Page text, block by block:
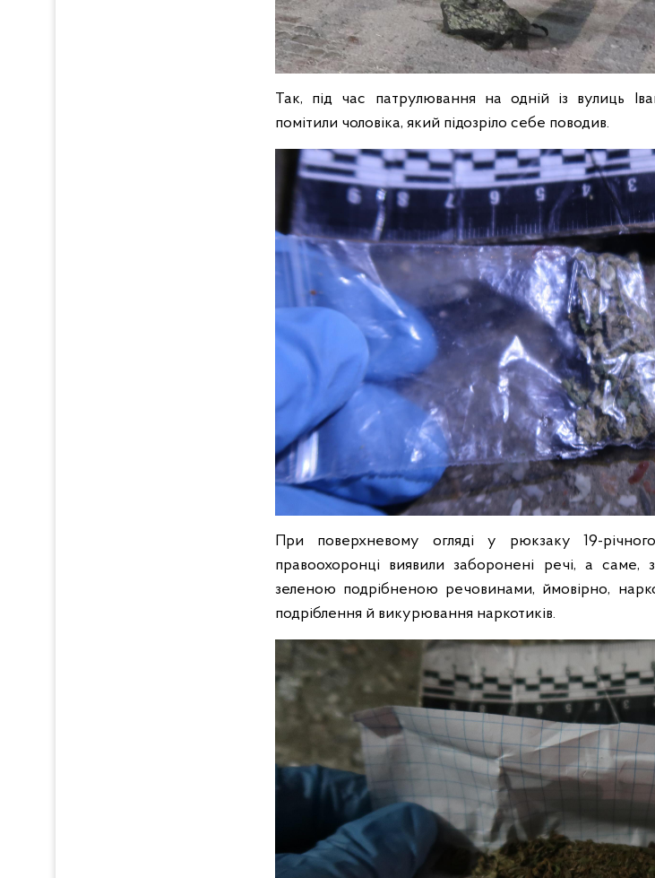
Так, під час патрулювання на одній із вулиць
помітили чоловіка, який підозріло себе поводив.
При поверхневому огляді у рюкзаку 19-
правоохоронці виявили заборонені речі, а
зеленою подрібненою речовинами, ймовірно,
подріблення й викурювання наркотиків.